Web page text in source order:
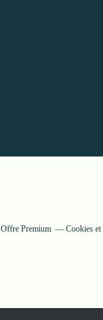
Offre Premium Cookies et